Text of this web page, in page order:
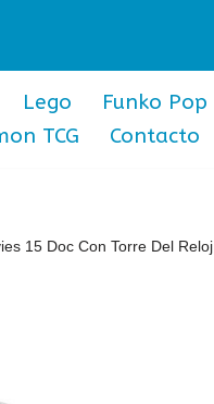
Lego Funko Pop
TCG
Contacto
15 Doc Con Torre Del Reloj